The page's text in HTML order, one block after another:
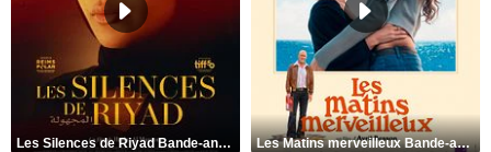
Les Silences de Riyad Bande-annonce VO STFR Les Matins merveilleux Bande-annonce VF